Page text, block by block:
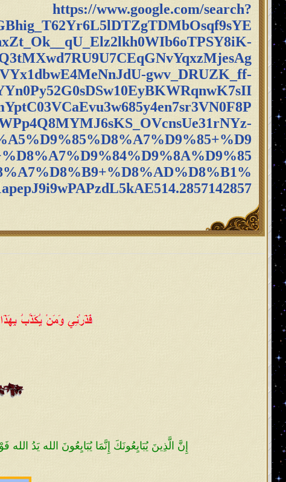
https://www.google.com/search?
gwv_DRUZK_ff-
إِنَّ الَّذِينَ يُبَايِعُونَكَ إِنَّمَا يُبَايِعُونَ الله يَدُ